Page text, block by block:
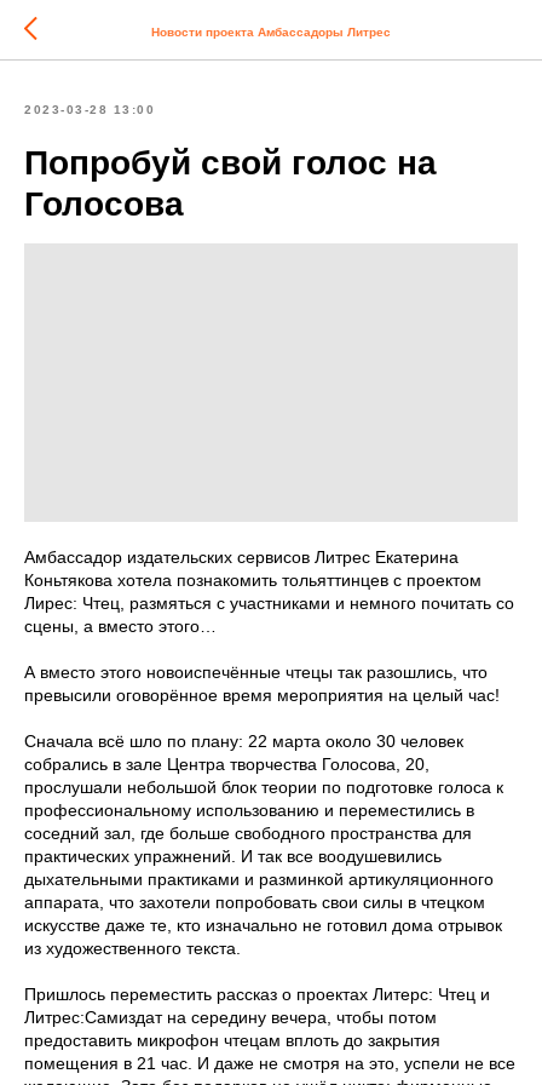
Новости проекта Амбассадоры Литрес
2023-03-28 13:00
Попробуй свой голос на
Голосова
Амбассадор издательских сервисов Литрес Екатерина
Коньтякова хотела познакомить тольяттинцев с проектом
Лирес: Чтец, размяться с участниками и немного почитать со
сцены, а вместо этого…
А вместо этого новоиспечённые чтецы так разошлись, что
превысили оговорённое время мероприятия на целый час!
Сначала всё шло по плану: 22 марта около 30 человек
собрались в зале Центра творчества Голосова, 20,
прослушали небольшой блок теории по подготовке голоса к
профессиональному использованию и переместились в
соседний зал, где больше свободного пространства для
практических упражнений. И так все воодушевились
дыхательными практиками и разминкой артикуляционного
аппарата, что захотели попробовать свои силы в чтецком
искусстве даже те, кто изначально не готовил дома отрывок
из художественного текста.
Пришлось переместить рассказ о проектах Литерс: Чтец и
Литрес:Самиздат на середину вечера, чтобы потом
предоставить микрофон чтецам вплоть до закрытия
помещения в 21 час. И даже не смотря на это, успели не все